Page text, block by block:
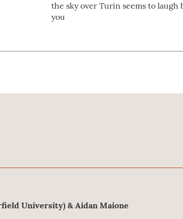
the sky over Turin seems to laugh
you
University) & Aidan Maione